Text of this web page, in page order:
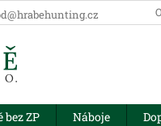
bez ZP Náboje